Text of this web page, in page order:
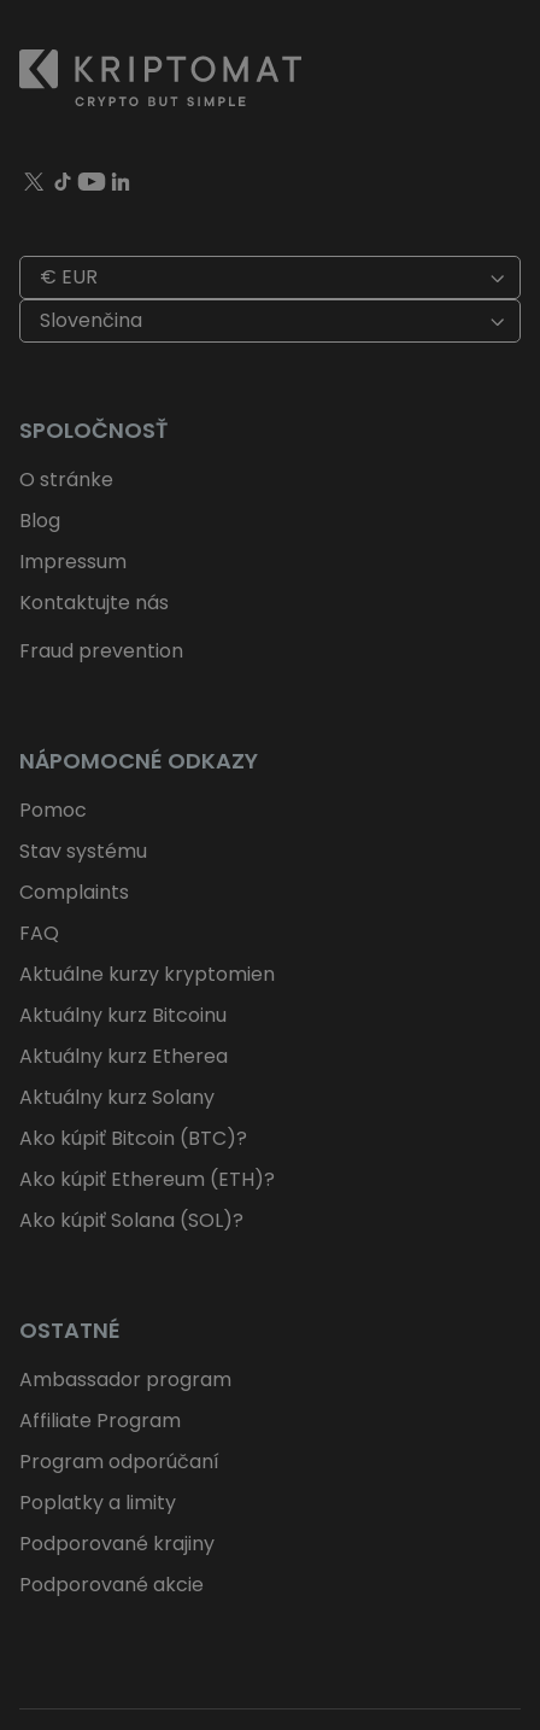
€ EUR
Slovenčina
SPOLOČNOSŤ
O stránke
Blog
Impressum
Kontaktujte nás
Fraud prevention
NÁPOMOCNÉ ODKAZY
Pomoc
Stav systému
Complaints
FAQ
Aktuálne kurzy kryptomien
Aktuálny kurz Bitcoinu
Aktuálny kurz Etherea
Aktuálny kurz Solany
Ako kúpiť Bitcoin (BTC)?
Ako kúpiť Ethereum (ETH)?
Ako kúpiť Solana (SOL)?
OSTATNÉ
Ambassador program
Affiliate Program
Program odporúčaní
Poplatky a limity
Podporované krajiny
Podporované akcie